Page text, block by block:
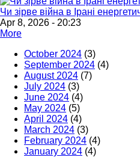
Чи зірве війна в Ірані
Apr 8, 2026 - 20:23
More
October 2024 (3)
September 2024 (4)
August 2024 (7)
July 2024 (3)
June 2024 (4)
May 2024 (5)
April 2024 (4)
March 2024 (3)
February 2024 (4)
January 2024 (4)